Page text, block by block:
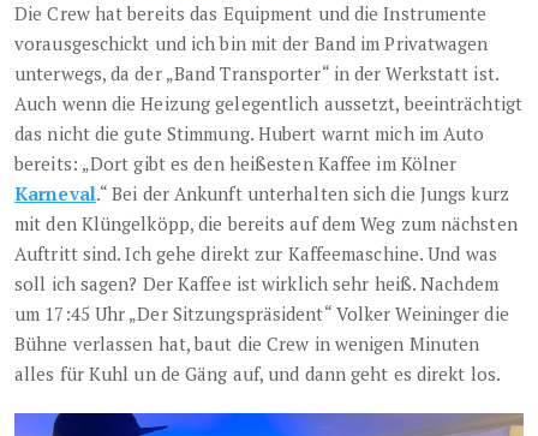
Die Crew hat bereits das Equipment und die Instrumente
vorausgeschickt und ich bin mit der Band im Privatwagen
unterwegs, da der „Band Transporter“ in der Werkstatt ist.
Auch wenn die Heizung gelegentlich aussetzt, beeinträchtigt
das nicht die gute Stimmung. Hubert warnt mich im Auto
bereits: „Dort gibt es den heißesten Kaffee im Kölner
Karneval.“ Bei der Ankunft unterhalten sich die Jungs kurz
mit den Klüngelköpp, die bereits auf dem Weg zum nächsten
Auftritt sind. Ich gehe direkt zur Kaffeemaschine. Und was
soll ich sagen? Der Kaffee ist wirklich sehr heiß. Nachdem
um 17:45 Uhr „Der Sitzungspräsident“ Volker Weininger die
Bühne verlassen hat, baut die Crew in wenigen Minuten
alles für Kuhl un de Gäng auf, und dann geht es direkt los.